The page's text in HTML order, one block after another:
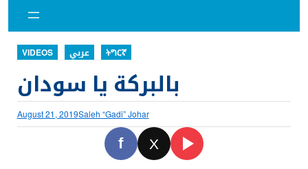
VIDEOS عربي ትግርኛ
بالبركة يا سودان
August 21, 2019Saleh “Gadi” Johar
f X